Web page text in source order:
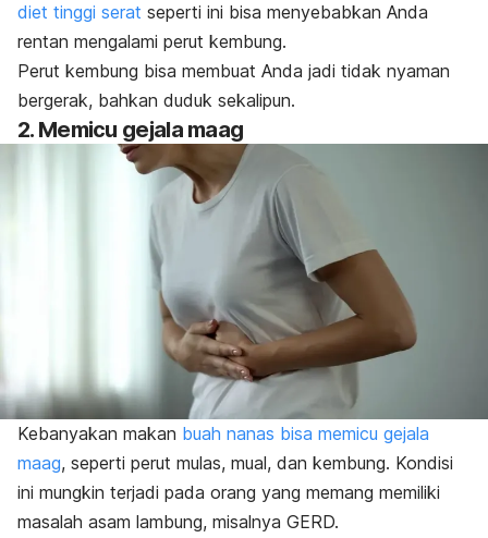
diet tinggi serat seperti ini bisa menyebabkan Anda
rentan mengalami perut kembung.
Perut kembung bisa membuat Anda jadi tidak nyaman
bergerak, bahkan duduk sekalipun.
2. Memicu gejala maag
Kebanyakan makan buah nanas bisa memicu gejala
maag, seperti perut mulas, mual, dan kembung. Kondisi
ini mungkin terjadi pada orang yang memang memiliki
masalah asam lambung, misalnya GERD.